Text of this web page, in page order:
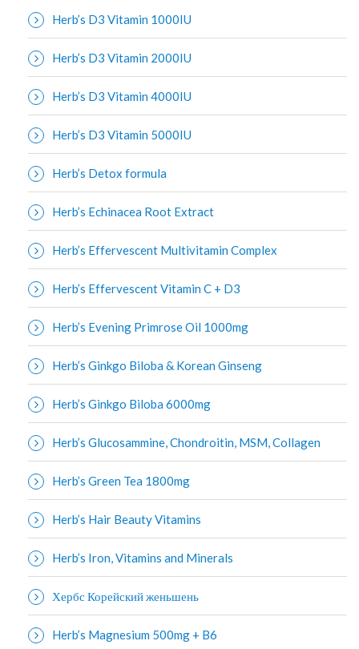
Herb’s D3 Vitamin 1000IU
Herb’s D3 Vitamin 2000IU
Herb’s D3 Vitamin 4000IU
Herb’s D3 Vitamin 5000IU
Herb’s Detox formula
Herb’s Echinacea Root Extract
Herb’s Effervescent Multivitamin Complex
Herb’s Effervescent Vitamin C + D3
Herb’s Evening Primrose Oil 1000mg
Herb’s Ginkgo Biloba & Korean Ginseng
Herb’s Ginkgo Biloba 6000mg
Herb’s Glucosammine, Chondroitin, MSM, Collagen
Herb’s Green Tea 1800mg
Herb’s Hair Beauty Vitamins
Herb’s Iron, Vitamins and Minerals
Хербс Корейский женьшень
Herb’s Magnesium 500mg + B6